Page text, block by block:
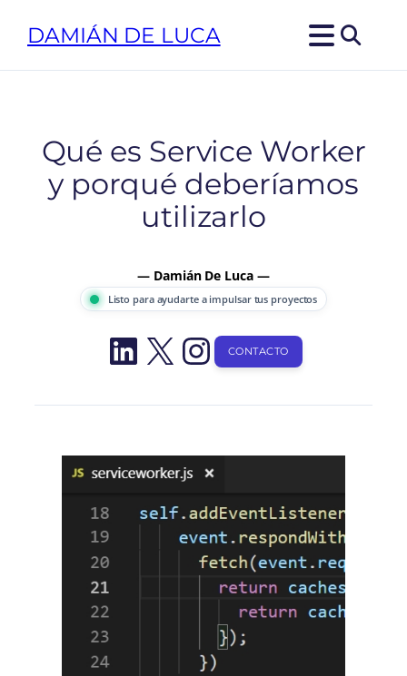
DAMIÁN DE LUCA
Qué es Service Worker
y porqué deberíamos
utilizarlo
— Damián De Luca —
Listo para ayudarte a impulsar tus proyectos
LinkedIn
X Instagram
CONTACTO